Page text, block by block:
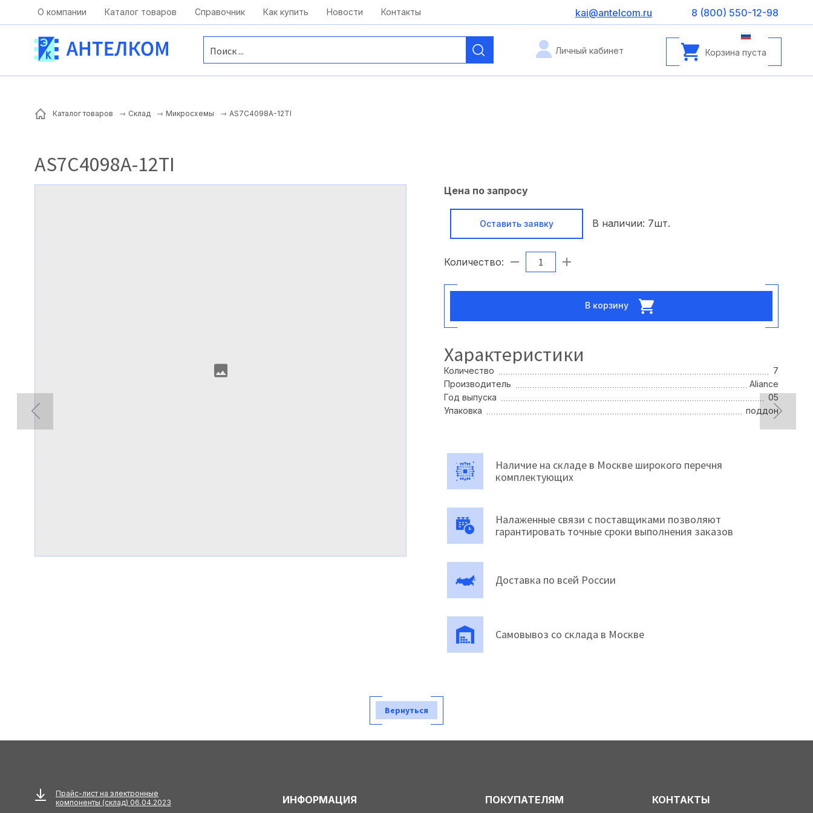
kai@antelcom.ru
Москва, ул. Московская, д.1 офис 1 c 08:00 до 20:00
О компании Каталог товаров Справочник Как купить Новости Контакты 8 (800) 550-12-98
kai@antelcom.ru
Корзина пуста
Личный кабинет
Каталог товаров Склад Микросхемы AS7C4098A-12TI
AS7C4098A-12TI
Цена по запросу
Оставить заявку В наличии: 7шт.
Количество:
В корзину
Характеристики
Количество
7
Производитель
Aliance
Год выпуска
05
Упаковка
поддон
Наличие на складе в Москве широкого перечня
комплектующих
Налаженные связи с поставщиками позволяют
гарантировать точные сроки выполнения заказов
Доставка по всей России
Самовывоз со склада в Москве
Вернуться
Прайс-лист на электронные
компоненты (склад) 06.04.2023
ИНФОРМАЦИЯ ПОКУПАТЕЛЯМ КОНТАКТЫ